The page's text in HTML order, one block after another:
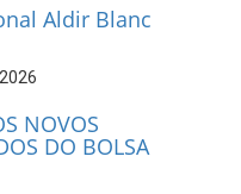
Aldir Blanc
NOVOS
DO BOLSA